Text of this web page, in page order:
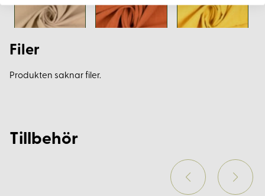
Filer
Produkten saknar filer.
Tillbehör